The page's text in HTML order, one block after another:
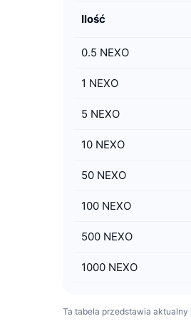
Ilość
0.5 NEXO
1 NEXO
5 NEXO
10 NEXO
50 NEXO
100 NEXO
500 NEXO
1000 NEXO
Ta tabela przedstawia aktualny